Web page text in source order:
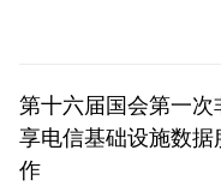
第十六届国会第一
享电信基础设施数
作